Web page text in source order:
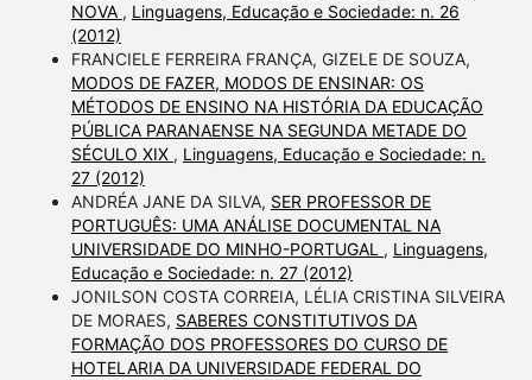
NOVA , Linguagens, Educação e Sociedade: n. 26
(2012)
FRANCIELE FERREIRA FRANÇA, GIZELE DE SOUZA,
MODOS DE FAZER, MODOS DE ENSINAR: OS
MÉTODOS DE ENSINO NA HISTÓRIA DA EDUCAÇÃO
PÚBLICA PARANAENSE NA SEGUNDA METADE DO
SÉCULO XIX , Linguagens, Educação e Sociedade: n.
27 (2012)
ANDRÉA JANE DA SILVA, SER PROFESSOR DE
PORTUGUÊS: UMA ANÁLISE DOCUMENTAL NA
UNIVERSIDADE DO MINHO-PORTUGAL , Linguagens,
Educação e Sociedade: n. 27 (2012)
JONILSON COSTA CORREIA, LÉLIA CRISTINA SILVEIRA
DE MORAES, SABERES CONSTITUTIVOS DA
FORMAÇÃO DOS PROFESSORES DO CURSO DE
HOTELARIA DA UNIVERSIDADE FEDERAL DO